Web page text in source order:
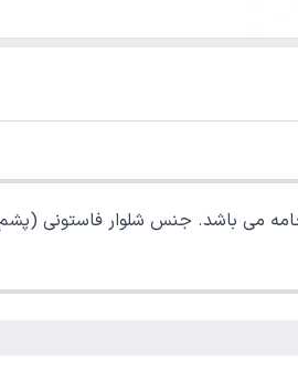
باشد. جنس شلوار فاستونی (پشم / پلی